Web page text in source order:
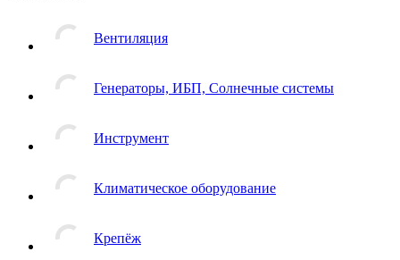
Вентиляция
Генераторы, ИБП, Солнечные системы
Инструмент
Климатическое оборудование
Крепёж